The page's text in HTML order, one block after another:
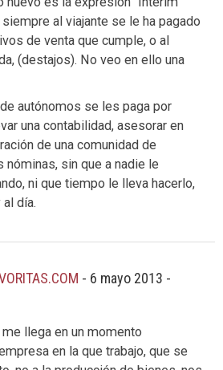
al viajante se le ha pagado
de venta que cumple, o al
(destajos). No veo en ello una
autónomos se les paga por
una contabilidad, asesorar en
de una comunidad de
nóminas, sin que a nadie le
ni que tiempo le lleva hacerlo,
día.
- 6 mayo 2013 -
llega en un momento
en la que trabajo, que se